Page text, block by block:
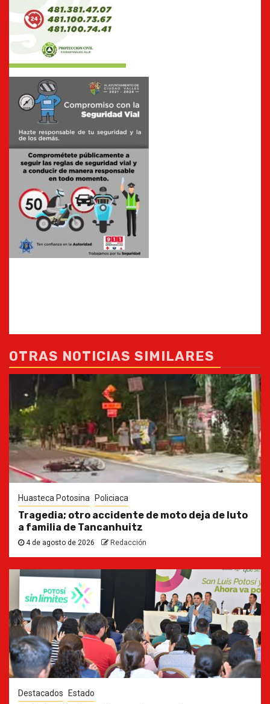
OTRAS NOTICIAS SIMILARES
Huasteca Potosina Policiaca
Tragedia; otro accidente de moto deja de luto
a familia de Tancanhuitz
4 de agosto de 2026 Redacción
Destacados Estado